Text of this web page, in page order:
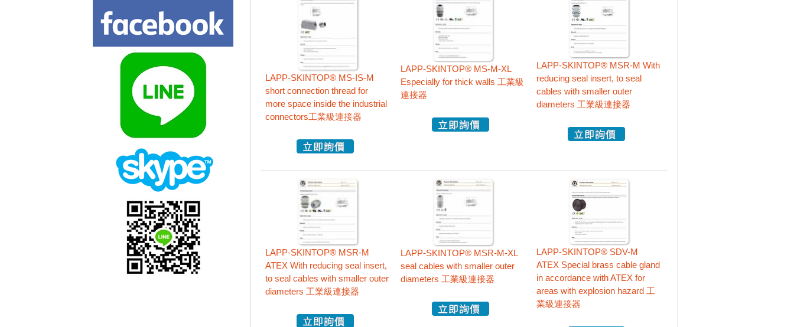
LAPP-SKINTOP® MS-IS-M
short connection thread for
more space inside the industrial
connectors工業級連接器
LAPP-SKINTOP® MS-M-XL
Especially for thick walls 工業級
連接器
LAPP-SKINTOP® MSR-M With
reducing seal insert, to seal
cables with smaller outer
diameters 工業級連接器
LAPP-SKINTOP® MSR-M
ATEX With reducing seal insert,
to seal cables with smaller outer
diameters 工業級連接器
LAPP-SKINTOP® MSR-M-XL
seal cables with smaller outer
diameters 工業級連接器
LAPP-SKINTOP® SDV-M
ATEX Special brass cable gland
in accordance with ATEX for
areas with explosion hazard 工
業級連接器